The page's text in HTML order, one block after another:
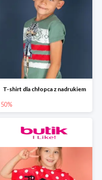
T-shirt dla chłopca z nadrukiem
50%